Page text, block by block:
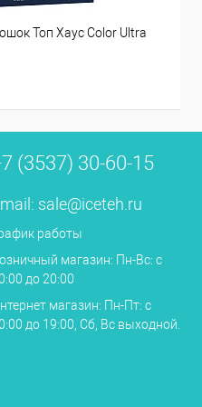
Топ Хаус Color Ultra
(3537) 30-60-15
sale@iceteh.ru
работы
магазин: Пн-Вс: с
до 20:00
магазин: Пн-Пт: с
до 19:00, Сб, Вс выходной.